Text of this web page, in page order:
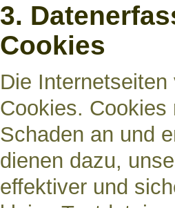
3.
Cookies
Die
Cookies.
Schaden an und
dienen dazu,
effektiver und